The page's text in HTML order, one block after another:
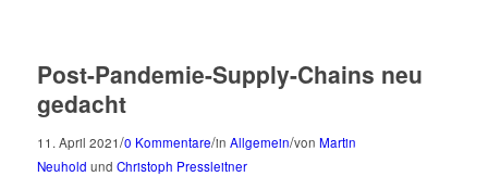
Post-Pandemie-Supply-Chains neu
gedacht
11. April 2021/0 Kommentare/in Allgemein/von Martin
Neuhold und Christoph Pressleitner